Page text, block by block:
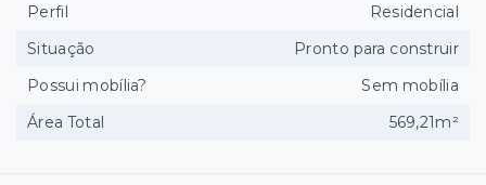
Perfil
Residencial
Situação
Pronto para construir
Possui mobília?
Sem mobília
Área Total
569,21m²